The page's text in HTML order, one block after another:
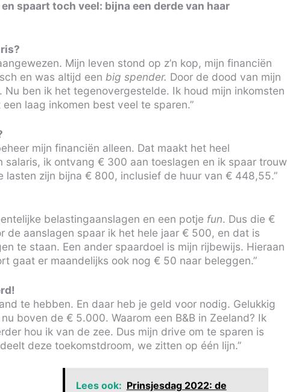
spaart toch veel: bijna een derde van haar
Mijn leven stond op z’n kop, mijn financiën
en was altijd een big spender. Door de dood van mijn
ben ik het tegenovergestelde. Ik houd mijn inkomsten
laag inkomen best veel te sparen.”
mijn financiën alleen. Dat maakt het heel
salaris, ik ontvang € 300 aan toeslagen en ik spaar trouw
zijn bijna € 800, inclusief de huur van € 448,55.”
belastingaanslagen en een potje fun. Dus die €
de aanslagen spaar ik het hele jaar € 500, en dat is
te staan. Een ander spaardoel is mijn rijbewijs. Hieraan
gaat er maandelijks ook nog € 50 naar beleggen.”
te hebben. En daar heb je geld voor nodig. Gelukkig
boven de € 5.000. Waarom een B&B in Zeeland? Ik
hou ik van de zee. Dus mijn drive om te sparen is
deze toekomstdroom, we zitten op één lijn.”
Lees ook: Prinsjesdag 2022: de